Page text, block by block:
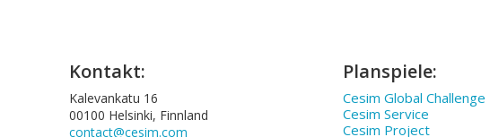
Kontakt:
Kalevankatu 16
00100 Helsinki, Finnland
contact@cesim.com
Planspiele:
Cesim Global Challenge
Cesim Service
Cesim Project